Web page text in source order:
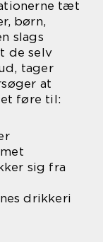
tæt
børn,
slags
de selv
tager
at
føre til:
sig fra
drikkeri